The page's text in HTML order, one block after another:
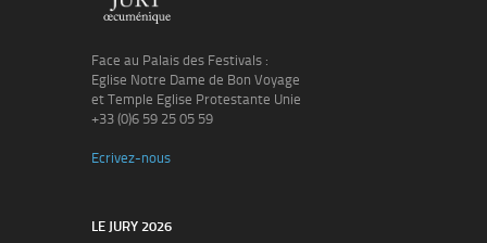
Face au Palais des Festivals :
Eglise Notre Dame de Bon Voyage
et Temple Eglise Protestante Unie
+33 (0)6 59 25 05 59
Ecrivez-nous
LE JURY 2026